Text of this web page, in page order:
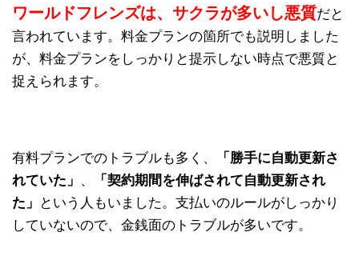
ワールドフレンズは、サクラが多いし悪質だと
言われています。料金プランの箇所でも説明しました
が、料金プランをしっかりと提示しない時点で悪質と
捉えられます。
有料プランでのトラブルも多く、
「勝手に自動更新さ
れていた」 、
「契約期間を伸ばされて自動更新され
た」
という人もいました。支払いのルールがしっかり
していないので、金銭面のトラブルが多いです。